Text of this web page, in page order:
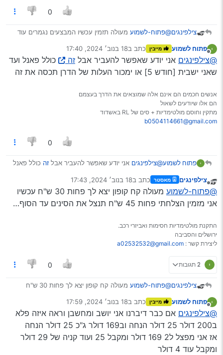
0
צילפינגים@פתוח-לשמוע מעולה תזמין עכשיו המבצעים נגמרים עוד
וגם אם תקנה משהו יקר אתה יכול להעביר את זה לאוטו
החדש שתקנה ולהחזיר את הישן
מנותק
פתוח לשמוע מייבין כתב ב18 בנוב׳ 2024, 17:40
נערך לאחרונה על ידי
@צילפינגים אני יודע שאפשר להעביר אבל זה
כולל פאנל ועד
שאני ישבית [חודש 5] או ימכור העלות של הדרן תכסה את זה
אנשים חכמים הם אינם אלה שמוצאים את הדרך בעצמם
הם אלו שיודעים לשאול
מתקין וחוסם מולטימדיות + סים של RL באשדוד
b0504114661@gmail.com
0
פתוח לשמוע@צילפינגים אני יודע שאפשר להעביר אבלזה כולל פאנל
תכסה את זה
מנותק
צילפינגים מאסטר כתב ב18 בנוב׳ 2024, 17:43
נערך לאחרונה על ידי
@פתוח-לשמוע
מעולה קח קופון יצא לך פחות 30 ש"ח עכשיו
אני מזמין הצלחתי פחות 45 ש"ח תנצל את הסינים עד הסוף…
התקנת מולטימדיות חסימות ואביזרי רכב.
ירושלים והסביבה
ליצירת קשר : a02532532@gmail.com
2 תגובות 0
צילפינגים@פתוח-לשמוע
מעולה קח קופון יצא לך פחות 30 ש"ח
הסוף…
מנותק
פתוח לשמוע מייבין כתב ב18 בנוב׳ 2024, 17:59
נערך לאחרונה על ידי
@צילפינגים אם כבר דיברנו אני יושב ומחשבן וראה איזה פלא
ב200 דולר 25 דולר הנחה וב169 דולר ג"כ 25 דולר הנחה
אז אני מפצל ל2 169 דולר ומקבל 25 ועוד קניה של 29 דולר
ומקבל עוד 4 דולר